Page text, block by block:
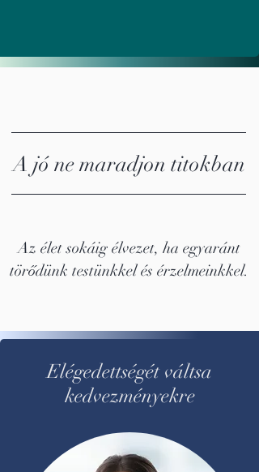
A jó ne maradjon titokban
Az élet sokáig élvezet, ha egyaránt
törődünk testünkkel és érzelmeinkkel.
Elégedettségét váltsa
kedvezményekre